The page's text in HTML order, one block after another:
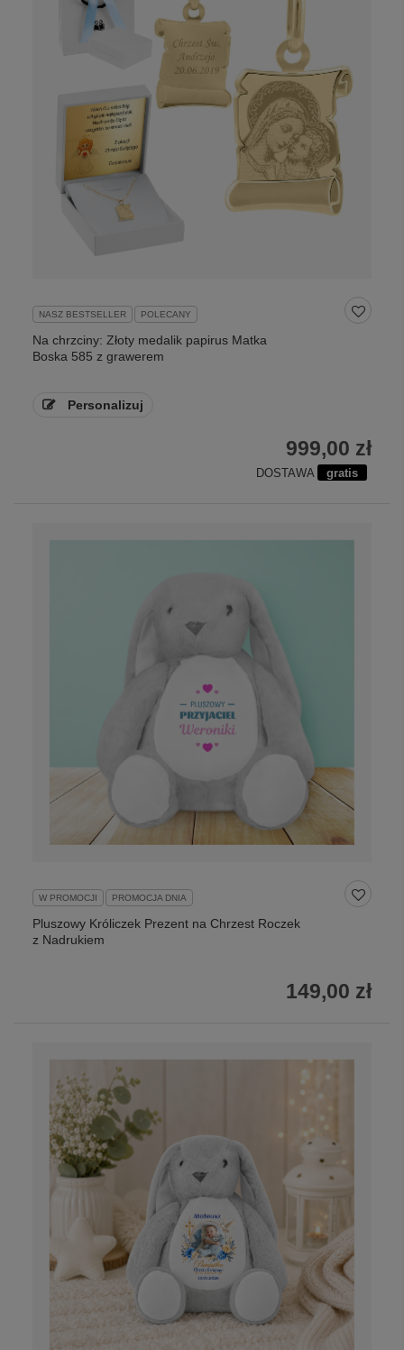
NASZ BESTSELLER POLECANY
Na chrzciny: Złoty medalik papirus Matka
Boska 585 z grawerem
Personalizuj
999,00 zł
DOSTAWA gratis
W PROMOCJI PROMOCJA DNIA
Pluszowy Króliczek Prezent na Chrzest Roczek
z Nadrukiem
149,00 zł